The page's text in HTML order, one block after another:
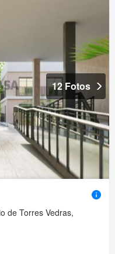
12 Fotos
de Torres Vedras,